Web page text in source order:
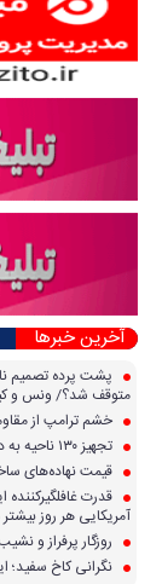
آخرین خبرها
پشت پرده تصمیم
متوقف شد؟/ ونس و کین
خشم ترامپ از
تجهیز ۱۳۰ ناحیه به دستگاه‌های صدور آنی کارت سوخت
قیمت نهاده‌های
قدرت غافلگیرکننده
آمریکایی هر روز
روزگار پرفراز و
نگرانی کاخ سفید؛